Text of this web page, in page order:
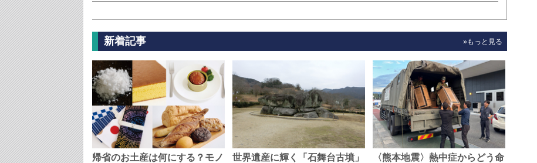
新着記事 »もっと見る
帰省のお土産は何にする？モノ
世界遺産に輝く「石舞台古墳」
〈熊本地震〉熱中症からどう命